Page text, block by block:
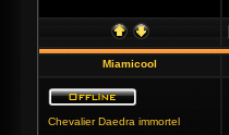
Miamicool
Chevalier Daedra immortel